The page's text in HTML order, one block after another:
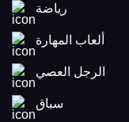
رياضة
ألعاب المهارة
الرجل العصي
سباق